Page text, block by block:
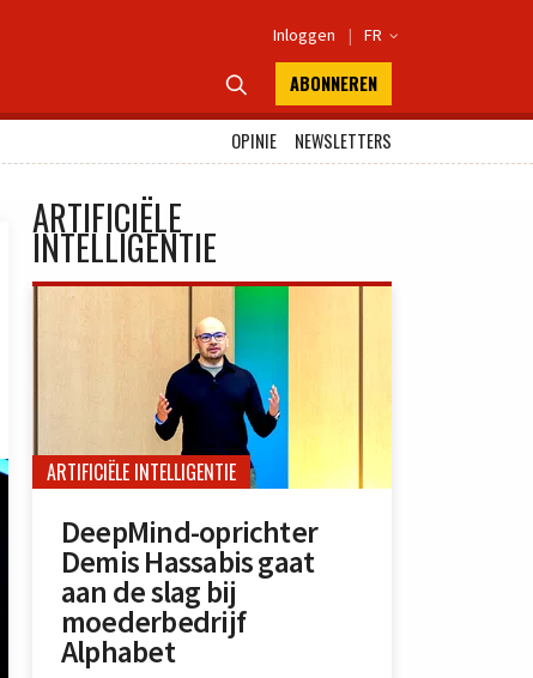
Inloggen | FR 
 ABONNEREN
OPINIE
NEWSLETTERS
ARTIFICIËLE
INTELLIGENTIE
ARTIFICIËLE INTELLIGENTIE
DeepMind-oprichter
Demis Hassabis gaat
aan de slag bij
moederbedrijf
Alphabet